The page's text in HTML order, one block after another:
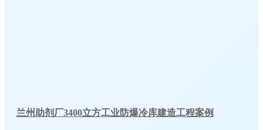
兰州助剂厂3400立方工业防爆冷库建造工程案例